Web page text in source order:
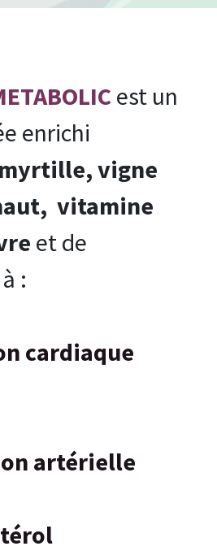
est un
enrichi
myrtille, vigne
vitamine
et de
:
cardiaque
artérielle